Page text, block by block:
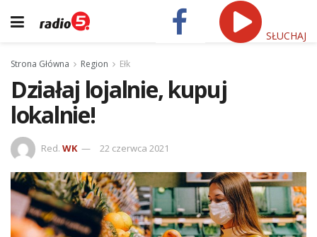
SŁUCHAJ
Strona Główna Region Ełk
Działaj lojalnie, kupuj
lokalnie!
Red. WK 22 czerwca 2021